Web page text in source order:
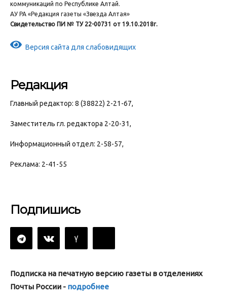
коммуникаций по Республике Алтай.
АУ РА «Редакция газеты «Звезда Алтая»
Свидетельство ПИ № ТУ 22-00731 от 19.10.2018г.
Версия сайта для слабовидящих
Редакция
Главный редактор: 8 (38822) 2-21-67,
Заместитель гл. редактора 2-20-31,
Информационный отдел: 2-58-57,
Реклама: 2-41-55
Подпишись
Подписка на печатную версию газеты в отделениях
Почты России - подробнее